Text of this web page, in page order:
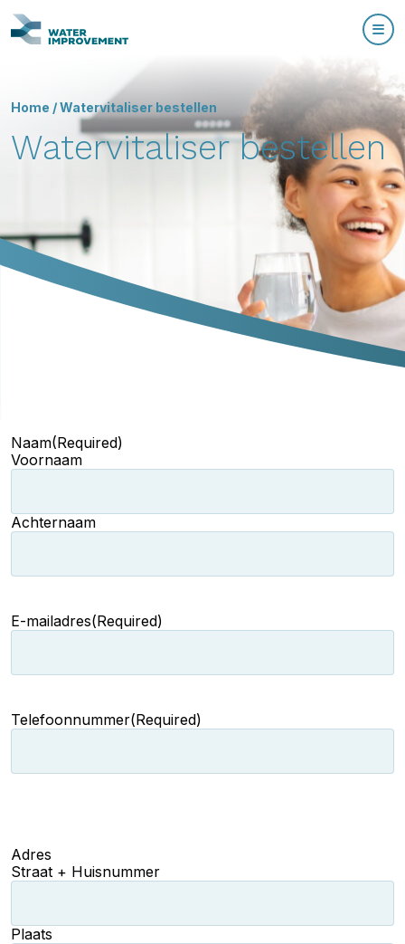
Home /Watervitaliser bestellen
Watervitaliser bestellen
Naam(Required)
Voornaam
Achternaam
E-mailadres(Required)
Telefoonnummer(Required)
Adres
Straat + Huisnummer
Plaats